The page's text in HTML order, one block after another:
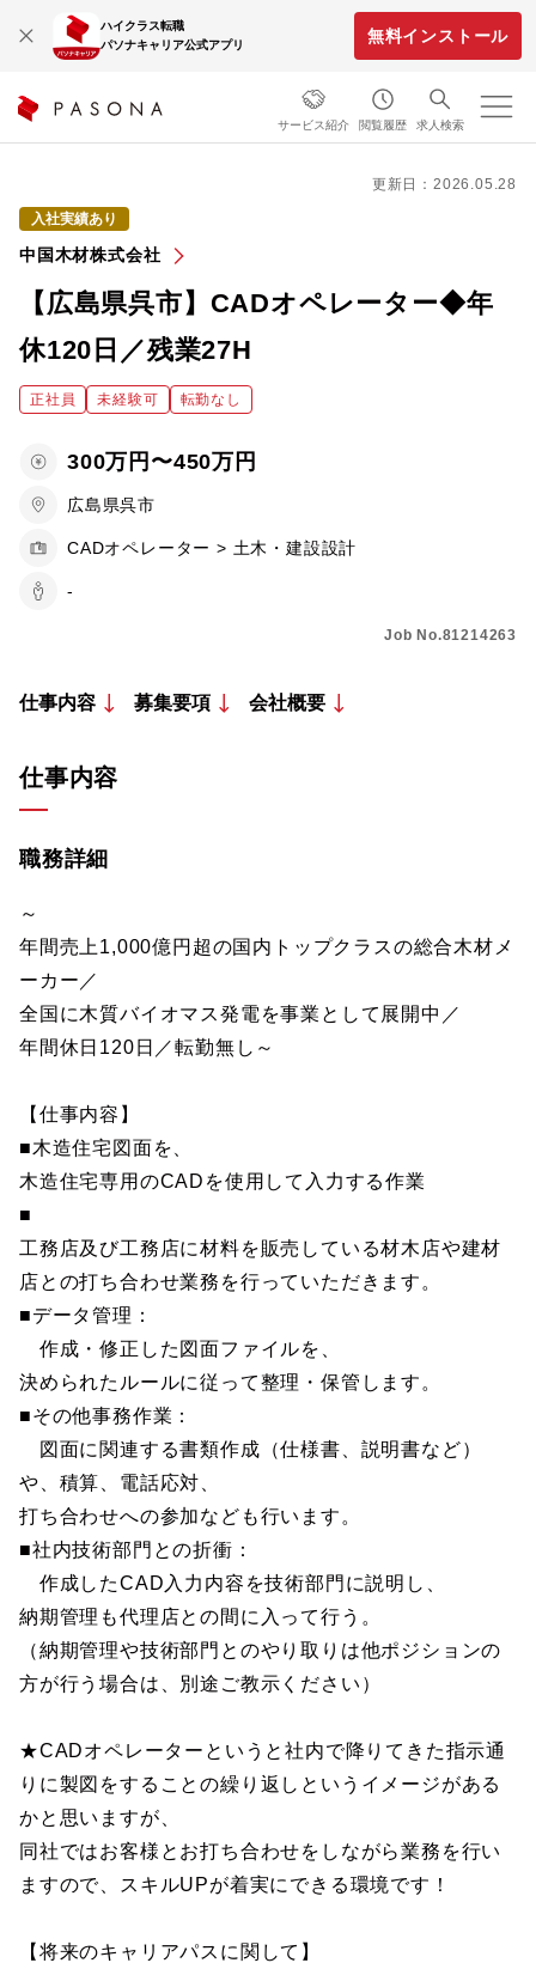
ハイクラス転職
パソナキャリア公式アプリ
無料インストール
サービス紹介 閲覧履歴 求人検索
更新日：2026.05.28
入社実績あり
中国木材株式会社
【広島県呉市】CADオペレーター◆年
休120日／残業27H
正社員 未経験可 転勤なし
300万円〜450万円
広島県呉市
CADオペレーター > 土木・建設設計
-
Job No.81214263
仕事内容 募集要項 会社概要
仕事内容
職務詳細
～
年間売上1,000億円超の国内トップクラスの総合木材メ
ーカー／
全国に木質バイオマス発電を事業として展開中／
年間休日120日／転勤無し～
【仕事内容】
■木造住宅図面を、
木造住宅専用のCADを使用して入力する作業
■
工務店及び工務店に材料を販売している材木店や建材
店との打ち合わせ業務を行っていただきます。
■データ管理：
作成・修正した図面ファイルを、
決められたルールに従って整理・保管します。
■その他事務作業：
図面に関連する書類作成（仕様書、説明書など）
や、積算、電話応対、
打ち合わせへの参加なども行います。
■社内技術部門との折衝：
作成したCAD入力内容を技術部門に説明し、
納期管理も代理店との間に入って行う。
（納期管理や技術部門とのやり取りは他ポジションの
方が行う場合は、別途ご教示ください）
★CADオペレーターというと社内で降りてきた指示通
りに製図をすることの繰り返しというイメージがある
かと思いますが、
同社ではお客様とお打ち合わせをしながら業務を行い
ますので、スキルUPが着実にできる環境です！
【将来のキャリアパスに関して】